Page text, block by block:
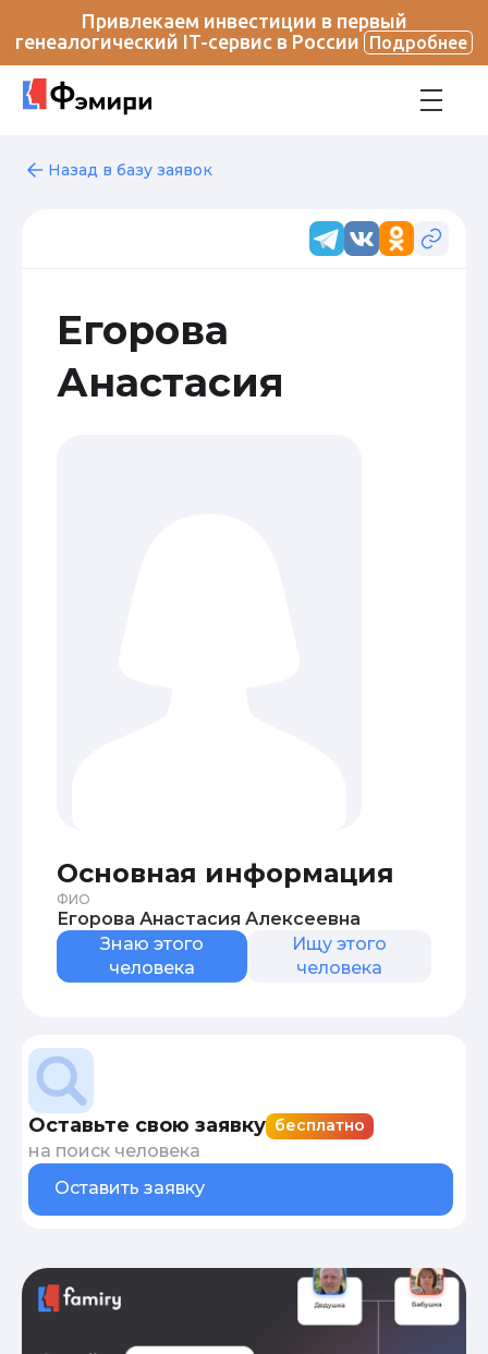
Привлекаем инвестиции в первый
генеалогический IT-сервис в России
Подробнее
Назад в базу заявок
Егорова
Анастасия
Основная информация
ФИО
Егорова Анастасия Алексеевна
Знаю этого
человека
Ищу этого
человека
Оставьте свою заявку бесплатно
на поиск человека
Оставить заявку